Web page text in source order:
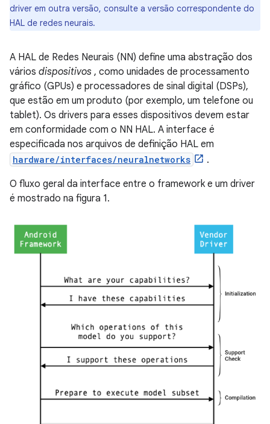
driver em outra versão, consulte a versão correspondente do
HAL de redes neurais.
A HAL de Redes Neurais (NN) define uma abstração dos
vários dispositivos , como unidades de processamento
gráfico (GPUs) e processadores de sinal digital (DSPs),
que estão em um produto (por exemplo, um telefone ou
tablet). Os drivers para esses dispositivos devem estar
em conformidade com o NN HAL. A interface é
especificada nos arquivos de definição HAL em
hardware/interfaces/neuralnetworks
.
O fluxo geral da interface entre o framework e um driver
é mostrado na figura 1.